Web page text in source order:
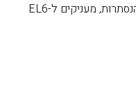
שחור לגג וקורות הצד וידיות הדלתות הנסתרות, מעניקים ל-EL6